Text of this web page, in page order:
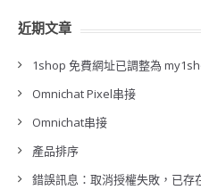
近期文章
1shop 免費網址已調整為
Omnichat Pixel串接
Omnichat串接
產品排序
錯誤訊息：取消授權失敗，已存